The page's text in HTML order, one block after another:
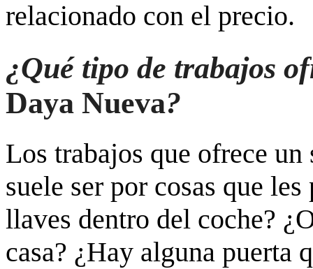
relacionado con el precio.
¿Qué tipo de trabajos
Daya Nueva?
Los trabajos que ofrece
suele ser por cosas que
llaves dentro del coche?
casa? ¿Hay alguna puerta